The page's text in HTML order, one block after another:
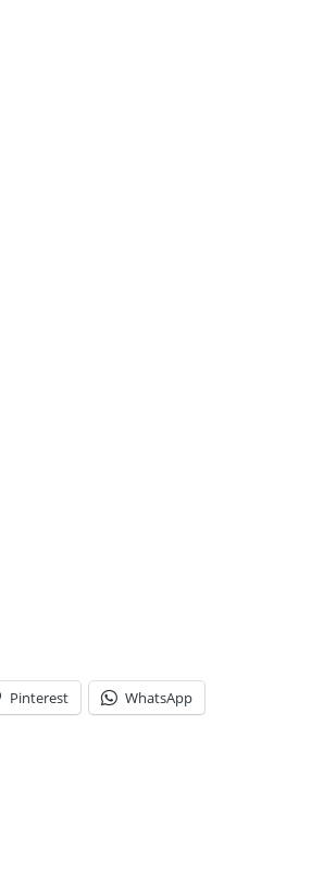
Pinterest WhatsApp